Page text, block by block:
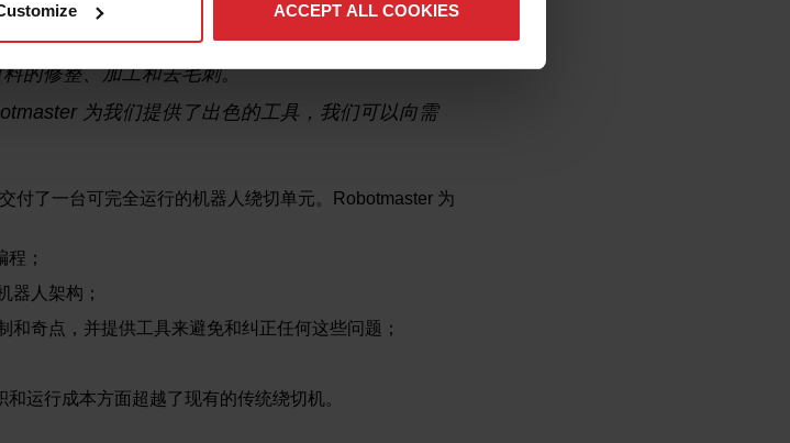
ACCEPT ALL COOKIES
些应用中，六自由度机械臂具有低成本和高灵活
乎越来越多熟悉机床的客户开始意识到这些优势
的修整、加工和去毛刺。
为我们提供了出色的工具，我们可以向需
付了一台可完全运行的机器人绕切单元。Robotmaster 为
；
器人架构；
奇点，并提供工具来避免和纠正任何这些问题；
运行成本方面超越了现有的传统绕切机。